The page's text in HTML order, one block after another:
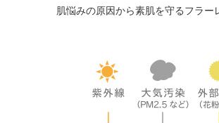
肌悩みの原因から素肌を守るフラー